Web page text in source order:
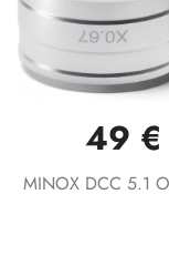
49 €
MINOX DCC 5.1